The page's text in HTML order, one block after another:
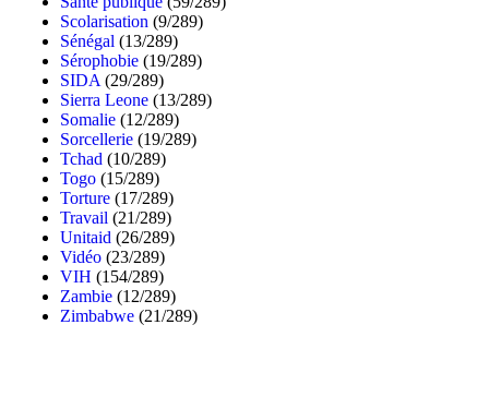
Scolarisation (9/289)
Sénégal (13/289)
Sérophobie (19/289)
SIDA (29/289)
Sierra Leone (13/289)
Somalie (12/289)
Sorcellerie (19/289)
Tchad (10/289)
Togo (15/289)
Torture (17/289)
Travail (21/289)
Unitaid (26/289)
Vidéo (23/289)
VIH (154/289)
Zambie (12/289)
Zimbabwe (21/289)